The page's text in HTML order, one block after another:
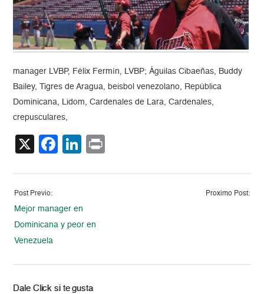
manager LVBP, Félix Fermín, LVBP; Águilas Cibaeñas, Buddy
Bailey, Tigres de Aragua, beisbol venezolano, República
Dominicana, Lidom, Cardenales de Lara, Cardenales,
crepusculares,
X Facebook
LinkedIn
Post Previo:
Mejor manager en
Dominicana y peor en
Venezuela
Proximo Post:
Dale Click si te gusta